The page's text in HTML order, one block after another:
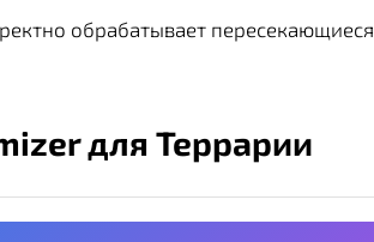
обрабатывает пересекающиеся
для Террарии